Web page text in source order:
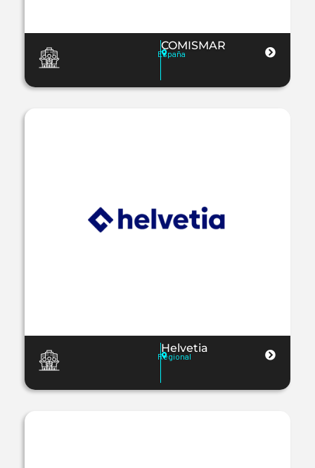
COMISMAR
España
Helvetia
Regional